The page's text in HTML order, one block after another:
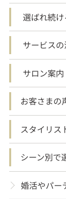
選ばれ続け
サービス
サロン案
お客さまの
スタイリス
シーン別で
婚活やパー